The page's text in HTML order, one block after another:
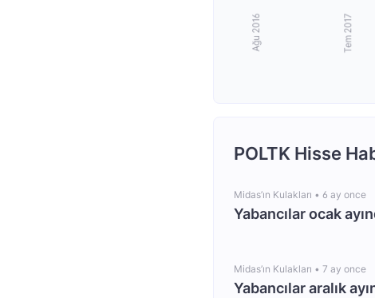
POLTK Hisse
Midas’ın Kulakları •6 ay once
Yabancılar ocak
Midas’ın Kulakları •7 ay once
Yabancılar aralık